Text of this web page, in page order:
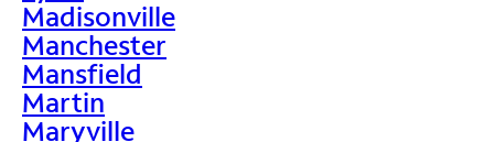
Madisonville
Manchester
Mansfield
Martin
Maryville